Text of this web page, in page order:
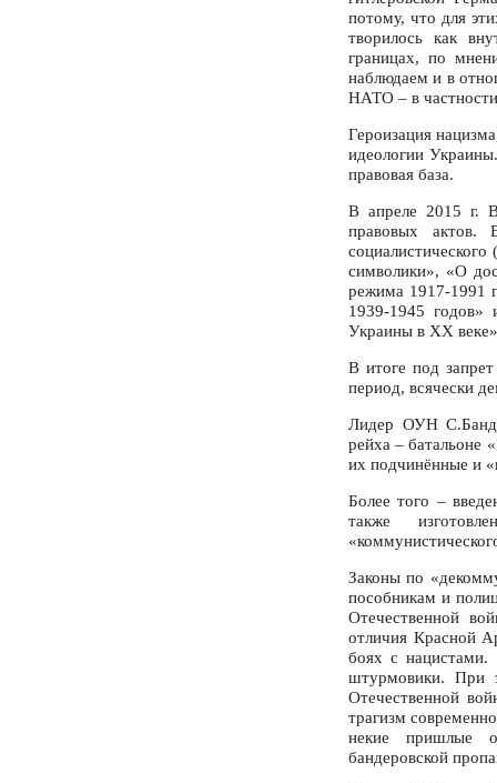
потому, что для
творилось как
границах, по
наблюдаем и в
НАТО – в
Героизация
идеологии
правовая база.
В апреле 2015 г.
правовых актов.
символики», «О
режима 1917-1991
1939-1945 годов»
Украины в XX
В итоге под
период, всячески
Лидер ОУН
рейха – батальоне
их подчинённые и
Более того –
также
Законы по
пособникам и
Отечественной
отличия Красной
боях с нацистами.
штурмовики. При
Отечественной
трагизм
некие пришлые
бандеровской